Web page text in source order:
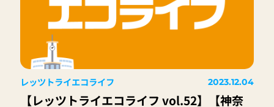
レッツトライエコライフ 2023.12.04
【レッツトライエコライフ vol.52】【神奈